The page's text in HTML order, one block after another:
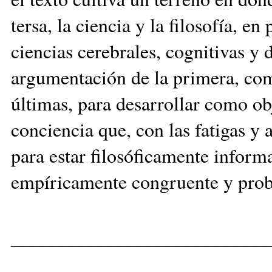
tersa, la ciencia y la filosofía,
ciencias cerebrales, cognitivas y
argumentación de la primera,
últimas, para desarrollar como
conciencia que, con las fatigas y
para estar filosóficamente
empíricamente congruente y